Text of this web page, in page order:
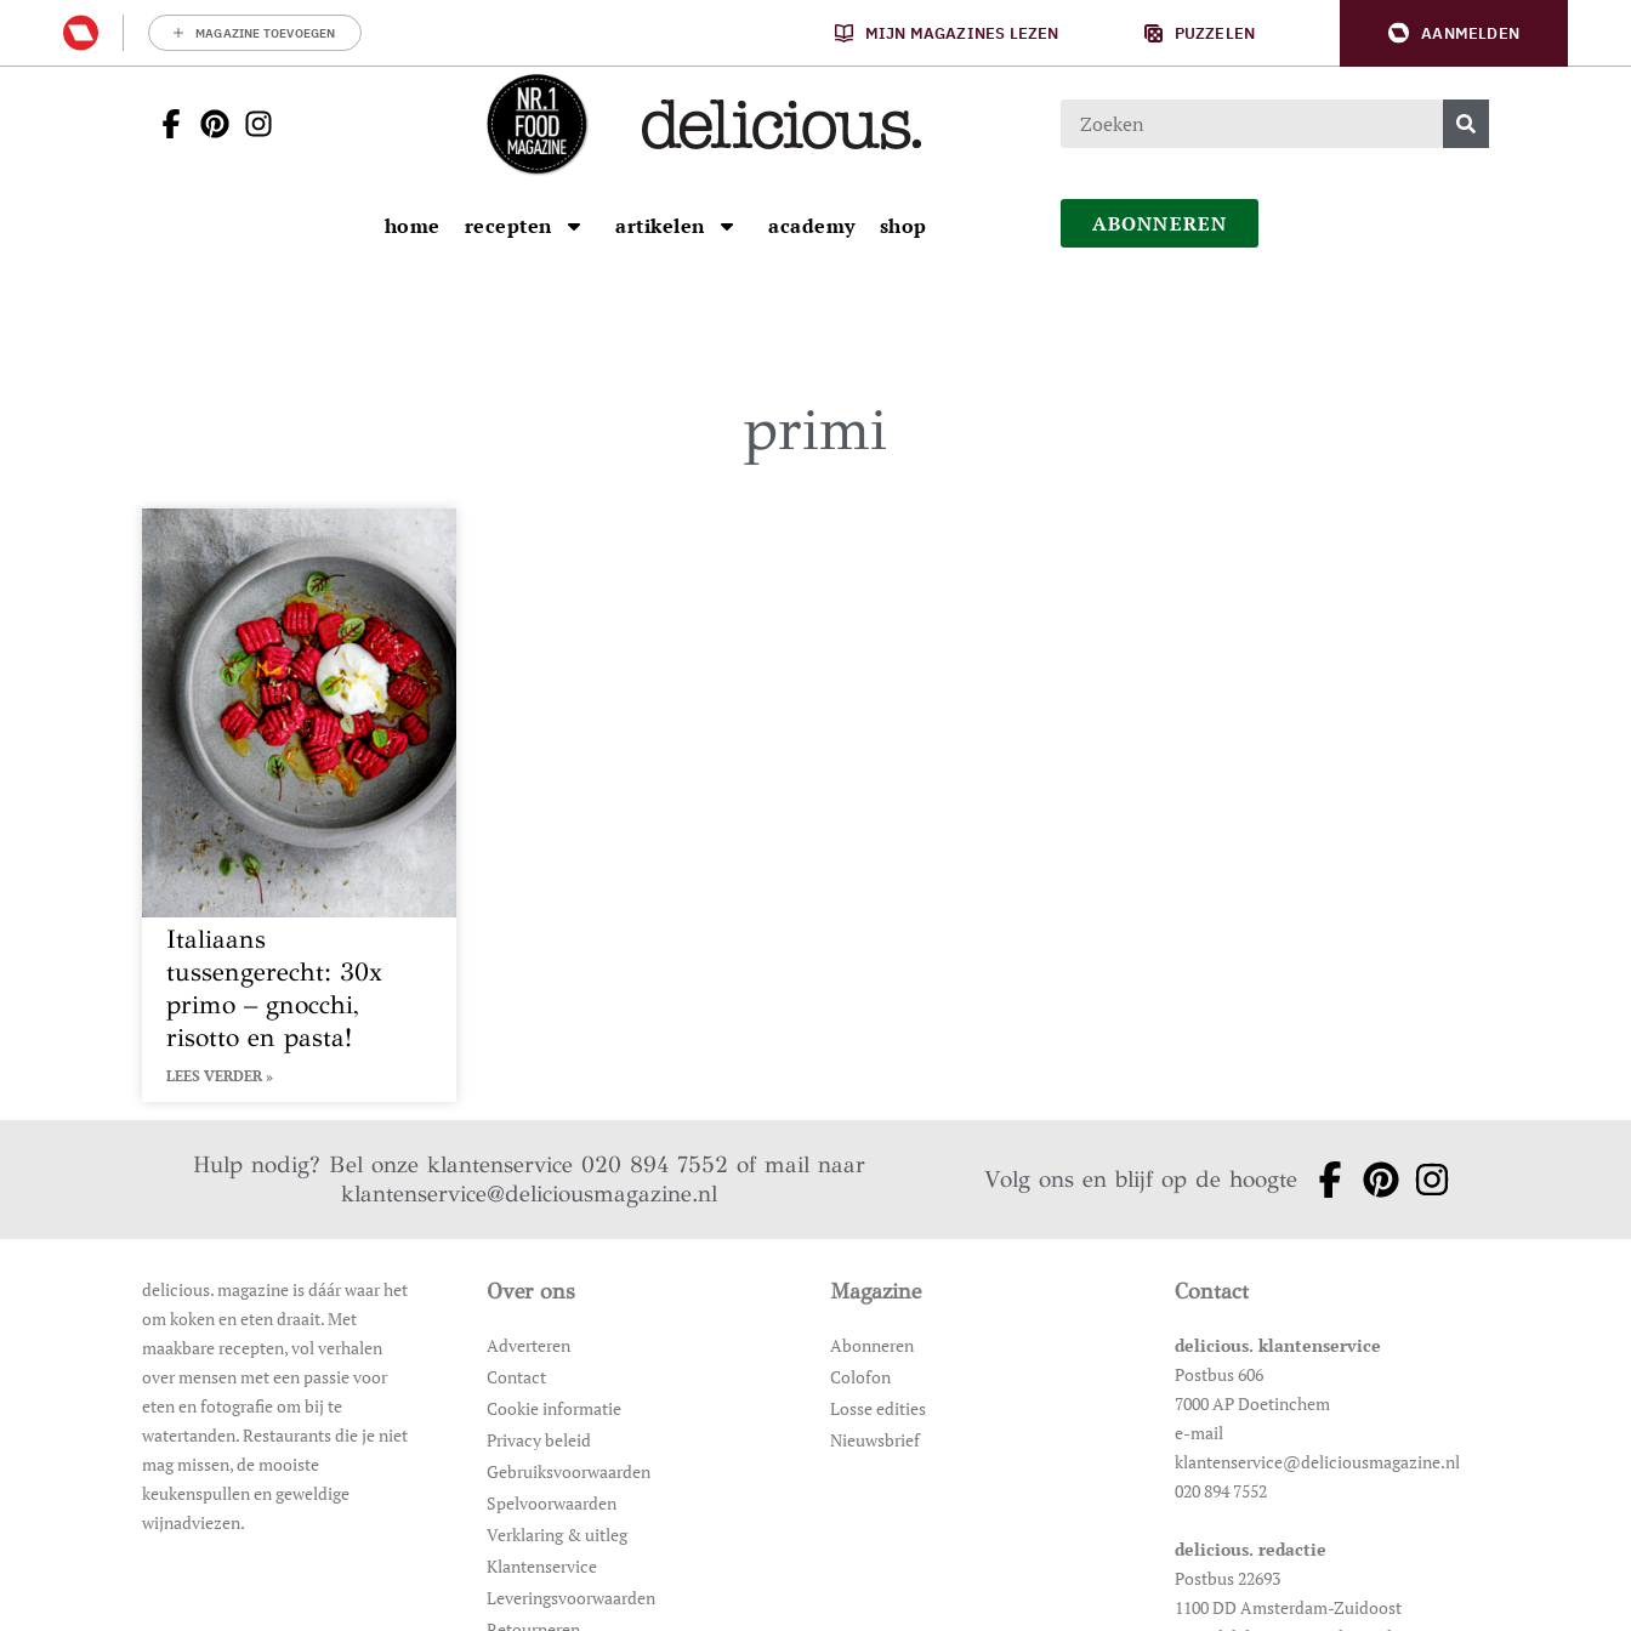
MAGAZINE TOEVOEGEN MIJN MAGAZINES LEZEN PUZZELEN AANMELDEN
home recepten artikelen academy shop ABONNEREN
primi
Italiaans
tussengerecht: 30x
primo – gnocchi,
risotto en pasta!
LEES VERDER »
Hulp nodig? Bel onze klantenservice 020 894 7552 of mail naar
klantenservice@deliciousmagazine.nl
Volg ons en blijf op de hoogte
delicious. magazine is dáár waar het
om koken en eten draait. Met
maakbare recepten, vol verhalen
over mensen met een passie voor
eten en fotografie om bij te
watertanden. Restaurants die je niet
mag missen, de mooiste
keukenspullen en geweldige
wijnadviezen.
Over ons
Adverteren
Contact
Cookie informatie
Privacy beleid
Gebruiksvoorwaarden
Spelvoorwaarden
Verklaring & uitleg
Klantenservice
Leveringsvoorwaarden
Magazine
Abonneren
Colofon
Losse edities
Nieuwsbrief
Contact
delicious. klantenservice
Postbus 606
7000 AP Doetinchem
e-mail
klantenservice@deliciousmagazine.nl
020 894 7552
delicious. redactie
Postbus 22693
1100 DD Amsterdam-Zuidoost